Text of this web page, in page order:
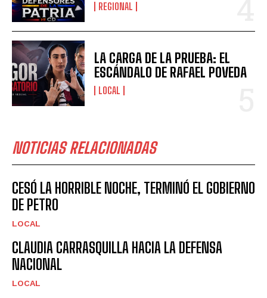
REGIONAL
LA CARGA DE LA PRUEBA: EL
ESCÁNDALO DE RAFAEL POVEDA
LOCAL
NOTICIAS RELACIONADAS
CESÓ LA HORRIBLE NOCHE, TERMINÓ EL GOBIERNO
DE PETRO
LOCAL
CLAUDIA CARRASQUILLA HACIA LA DEFENSA
NACIONAL
LOCAL